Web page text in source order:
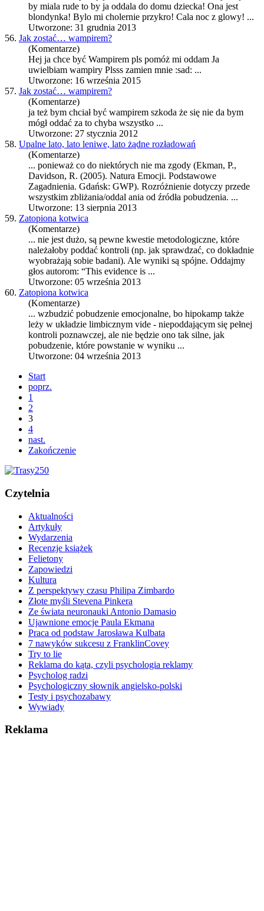
by miala rude to by ja oddala do domu dziecka! Ona jest
blondynka! Bylo mi cholernie przykro! Cala noc z glowy! ...
Utworzone: 31 grudnia 2013
56. Jak zostać… wampirem?
(Komentarze)
Hej ja chce być Wampirem pls pomóż mi oddam Ja
uwielbiam wampiry Plsss zamien mnie :sad: ...
Utworzone: 16 września 2015
57. Jak zostać… wampirem?
(Komentarze)
ja też bym chciał być wampirem szkoda że się nie da bym
mógł oddać za to chyba wszystko ...
Utworzone: 27 stycznia 2012
58. Upalne lato, lato leniwe, lato żądne rozładowań
(Komentarze)
... ponieważ co do niektórych nie ma zgody (Ekman, P.,
Davidson, R. (2005). Natura Emocji. Podstawowe
Zagadnienia. Gdańsk: GWP). Rozróżnienie dotyczy przede
wszystkim zbliżania/oddal ania od źródła pobudzenia. ...
Utworzone: 13 sierpnia 2013
59. Zatopiona kotwica
(Komentarze)
... nie jest dużo, są pewne kwestie metodologiczne, które
należałoby poddać kontroli (np. jak sprawdzać, co dokładnie
wyobrażają sobie badani). Ale wyniki są spójne. Oddajmy
głos autorom: “This evidence is ...
Utworzone: 05 września 2013
60. Zatopiona kotwica
(Komentarze)
... wzbudzić pobudzenie emocjonalne, bo hipokamp także
leży w układzie limbicznym vide - niepoddającym się pełnej
kontroli poznawczej, ale nie będzie ono tak silne, jak
pobudzenie, które powstanie w wyniku ...
Utworzone: 04 września 2013
Start
poprz.
1
2
3
4
nast.
Zakończenie
Czytelnia
Aktualności
Artykuły
Wydarzenia
Recenzje książek
Felietony
Zapowiedzi
Kultura
Z perspektywy czasu Philipa Zimbardo
Złote myśli Stevena Pinkera
Ze świata neuronauki Antonio Damasio
Ujawnione emocje Paula Ekmana
Praca od podstaw Jarosława Kulbata
7 nawyków sukcesu z FranklinCovey
Try to lie
Reklama do kąta, czyli psychologia reklamy
Psycholog radzi
Psychologiczny słownik angielsko-polski
Testy i psychozabawy
Wywiady
Reklama